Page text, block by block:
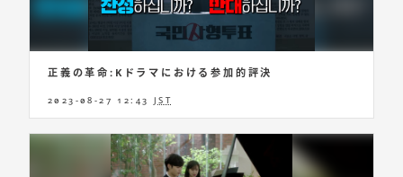
正義の革命:Kドラマにおける参加的評決
2023-08-27 12:43 JST